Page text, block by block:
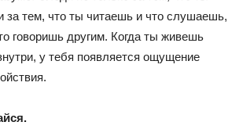
за тем, что ты читаешь и что слушаешь,
говоришь другим. Когда ты живешь
у тебя появляется ощущение